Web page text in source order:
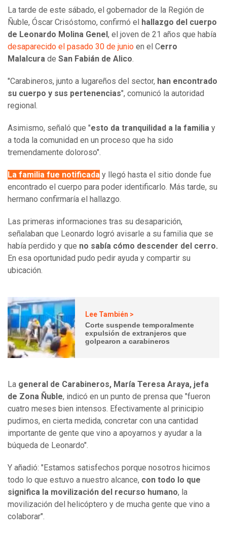
La tarde de este sábado, el gobernador de la Región de
Ñuble, Óscar Crisóstomo, confirmó el
hallazgo del cuerpo
de Leonardo Molina Genel , el joven de 21 años que había
desaparecido el pasado 30 de junio en el Cerro
Malalcura de San Fabián de Alico.
"Carabineros, junto a lugareños del sector, han encontrado
su cuerpo y sus pertenencias", comunicó la autoridad
regional.
Asimismo, señaló que "esto da tranquilidad a la familia y
a toda la comunidad en un proceso que ha sido
tremendamente doloroso".
La familia fue notificada y llegó hasta el sitio donde fue
encontrado el cuerpo para poder identificarlo. Más tarde, su
hermano confirmaría el hallazgo.
Las primeras informaciones tras su desaparición,
señalaban que Leonardo logró avisarle a su familia que se
había perdido y que no sabía cómo descender del cerro.
En esa oportunidad pudo pedir ayuda y compartir su
ubicación.
Lee También >
Corte suspende temporalmente
expulsión de extranjeros que
golpearon a carabineros
La general de Carabineros, María Teresa Araya, jefa
de Zona Ñuble, indicó en un punto de prensa que "fueron
cuatro meses bien intensos. Efectivamente al prinicipio
pudimos, en cierta medida, concretar con una cantidad
importante de gente que vino a apoyarnos y ayudar a la
búqueda de Leonardo".
Y añadió: "Estamos satisfechos porque nosotros hicimos
todo lo que estuvo a nuestro alcance, con todo lo que
significa la movilización del recurso humano, la
movilización del helicóptero y de mucha gente que vino a
colaborar".